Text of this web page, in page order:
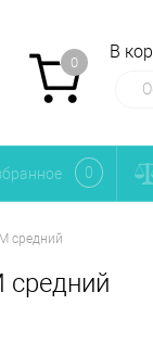
0
В
0
средний